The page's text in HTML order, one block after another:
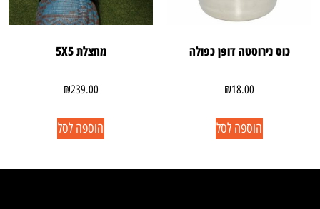
כוס נירוסטה דופן כפולה
₪18.00
הוספה לסל
מחצלת 5X5
₪239.00
הוספה לסל